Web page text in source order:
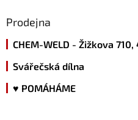
Prodejna
CHEM-WELD - Žižkova
Svářečská dílna
♥ POMÁHÁME